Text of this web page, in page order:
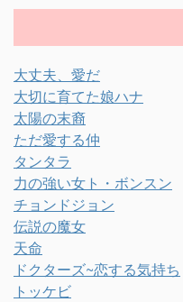
大丈夫、愛だ
大切に育てた娘ハナ
太陽の末裔
ただ愛する仲
タンタラ
力の強い女ト・ボンスン
チョンドジョン
伝説の魔女
天命
ドクターズ~恋する気持ち
トッケビ